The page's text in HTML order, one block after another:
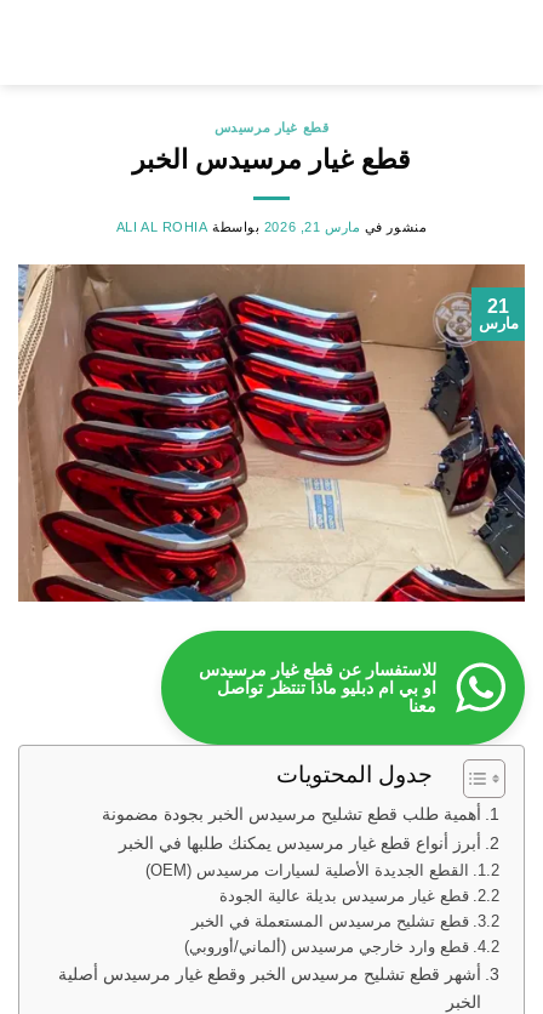
قطع غيار مرسيدس
قطع غيار مرسيدس الخبر
منشور في مارس 21, 2026 بواسطة ALI AL ROHIA
21
مارس
للاستفسار عن قطع غيار مرسيدس
او بي ام دبليو ماذا تنتظر تواصل
معنا
جدول المحتويات
أهمية طلب قطع تشليح مرسيدس الخبر بجودة مضمونة
أبرز أنواع قطع غيار مرسيدس يمكنك طلبها في الخبر
القطع الجديدة الأصلية لسيارات مرسيدس (OEM)
قطع غيار مرسيدس بديلة عالية الجودة
قطع تشليح مرسيدس المستعملة في الخبر
قطع وارد خارجي مرسيدس (ألماني/أوروبي)
أشهر قطع تشليح مرسيدس الخبر وقطع غيار مرسيدس أصلية
الخبر